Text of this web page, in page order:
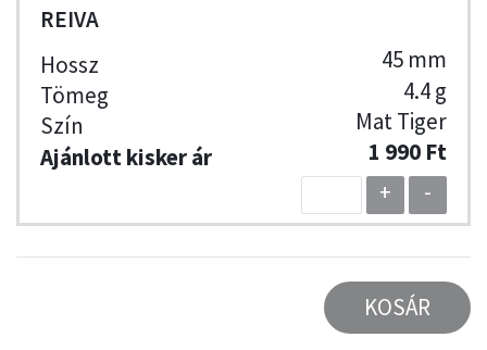
REIVA
45 mm
4.4 g
Mat Tiger
1 990 Ft
+
-
KOSÁR